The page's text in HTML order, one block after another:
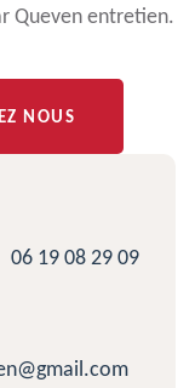
Queven entretien.
NOUS
06 19 08 29 09